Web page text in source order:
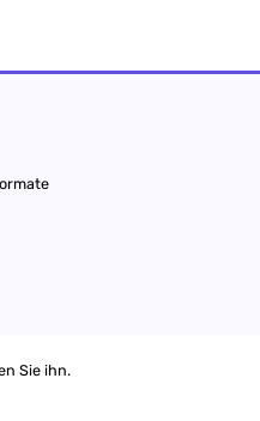
Sie ihn.